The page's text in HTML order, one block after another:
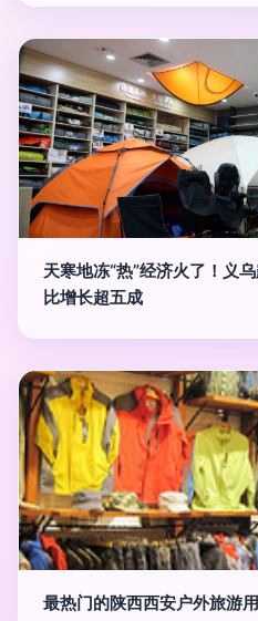
天寒地冻“热”经济火了！义
比增长超五成
最热门的陕西西安户外旅游